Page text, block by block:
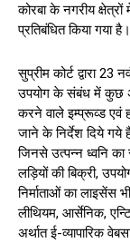
कोरबा के नगरीय
प्रतिबंधित किया गया है।
सुप्रीम कोर्ट द्वारा
उपयोग के संबंध में कुछ
करने वाले इम्प्रूव्ड एवं
जाने के निर्देश दिये गये
जिनसे उत्पन्न ध्वनि का
लड़ियों की बिक्री,
निर्माताओं का लाइसेंस
लीथियम, आर्सेनिक,
अर्थात ई-व्यापारिक